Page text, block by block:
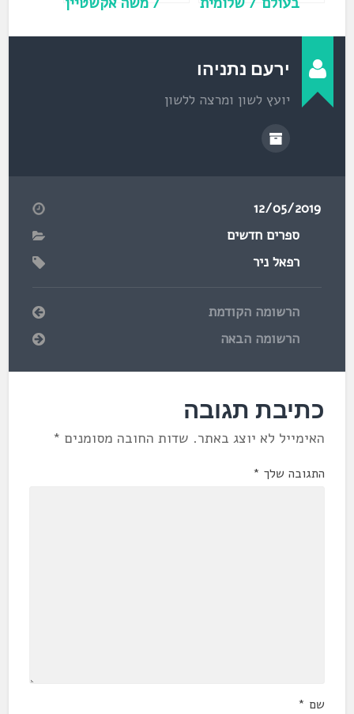
ירעם נתניהו
יועץ לשון ומרצה ללשון
12/05/2019
ספרים חדשים
רפאל ניר
הרשומה הקודמת
הרשומה הבאה
כתיבת תגובה
האימייל לא יוצג באתר. שדות החובה מסומנים *
התגובה שלך *
שם *